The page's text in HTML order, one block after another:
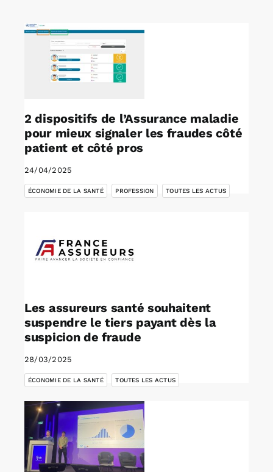
Rechercher:
2 dispositifs de l’Assurance maladie
pour mieux signaler les fraudes côté
patient et côté pros
24/04/2025
ÉCONOMIE DE LA SANTÉ PROFESSION TOUTES LES ACTUS
Les assureurs santé souhaitent
suspendre le tiers payant dès la
suspicion de fraude
28/03/2025
ÉCONOMIE DE LA SANTÉ TOUTES LES ACTUS